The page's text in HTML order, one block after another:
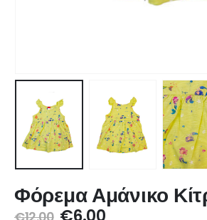
Φόρεμα Αμάνικο